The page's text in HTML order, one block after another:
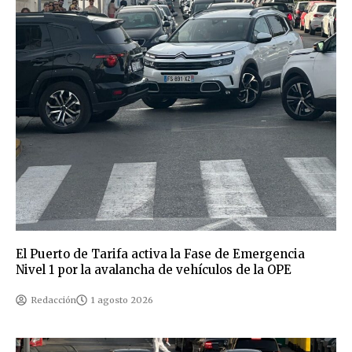
El Puerto de Tarifa activa la Fase de Emergencia
Nivel 1 por la avalancha de vehículos de la OPE
Redacción 1 agosto 2026